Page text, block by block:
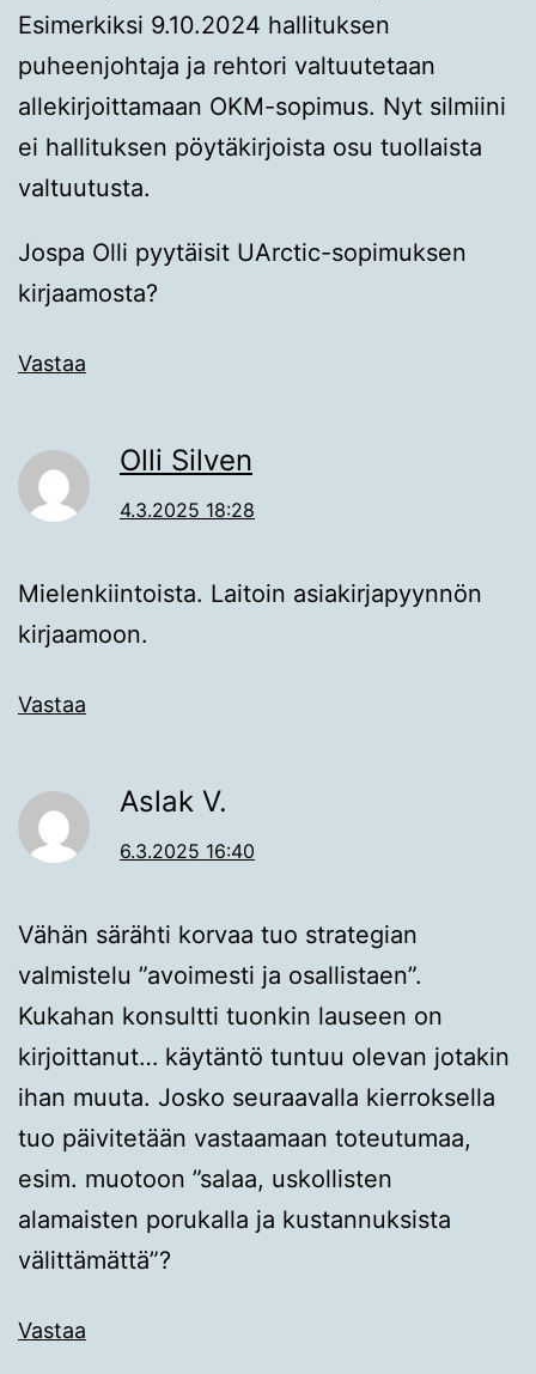
Esimerkiksi 9.10.2024 hallituksen
puheenjohtaja ja rehtori valtuutetaan
allekirjoittamaan OKM-sopimus. Nyt silmiini
ei hallituksen pöytäkirjoista osu tuollaista
valtuutusta.
Jospa Olli pyytäisit UArctic-sopimuksen
kirjaamosta?
Vastaa
Olli Silven
4.3.2025 18:28
Mielenkiintoista. Laitoin asiakirjapyynnön
kirjaamoon.
Vastaa
Aslak V.
6.3.2025 16:40
Vähän särähti korvaa tuo strategian
valmistelu ”avoimesti ja osallistaen”.
Kukahan konsultti tuonkin lauseen on
kirjoittanut… käytäntö tuntuu olevan jotakin
ihan muuta. Josko seuraavalla kierroksella
tuo päivitetään vastaamaan toteutumaa,
esim. muotoon ”salaa, uskollisten
alamaisten porukalla ja kustannuksista
välittämättä”?
Vastaa